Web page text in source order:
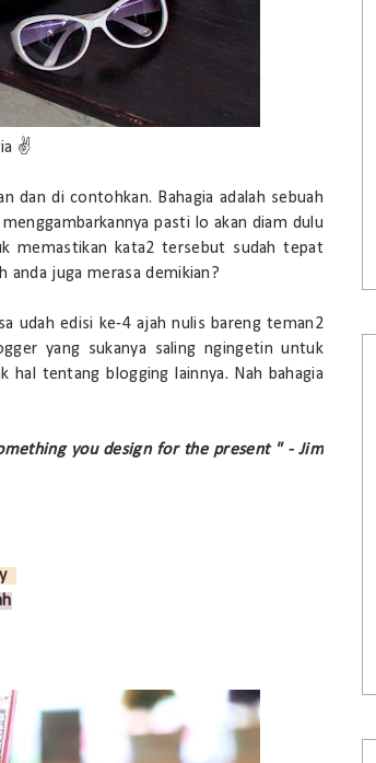
✌
dan di contohkan. Bahagia adalah sebuah
pasti lo akan diam dulu
memastikan kata2 tersebut sudah tepat
anda juga merasa demikian?
udah edisi ke-4 ajah nulis bareng teman2
yang sukanya saling ngingetin untuk
hal tentang blogging lainnya. Nah bahagia
you design for the present " - Jim